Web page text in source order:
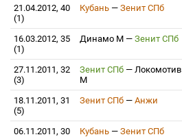
21.04.2012, 40
(1)
Кубань — Зенит СПб
16.03.2012, 35
(1)
Динамо М — Зенит СПб
27.11.2011, 32
(3)
Зенит СПб — Локомотив
М
18.11.2011, 31
(5)
Зенит СПб — Анжи
06.11.2011, 30
Кубань — Зенит СПб